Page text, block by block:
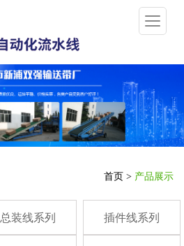
首页 > 产品展示
总装线系列 插件线系列